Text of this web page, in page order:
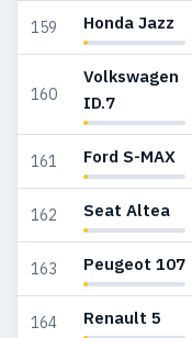
159 Honda Jazz
160
Volkswagen
ID.7
161 Ford S-MAX
162 Seat Altea
163 Peugeot 107
164 Renault 5